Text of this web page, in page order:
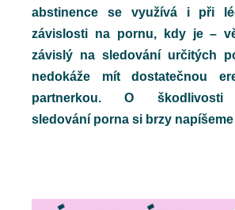
abstinence se využívá i při
závislosti na pornu, kdy je –
závislý na sledování určitých
nedokáže mít dostatečnou
partnerkou. O škodlivosti
sledování porna si brzy